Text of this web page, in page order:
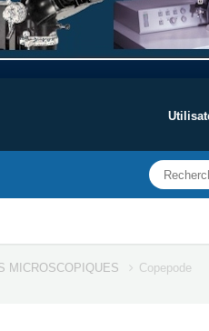
MICROSCOPIQUES Copepode